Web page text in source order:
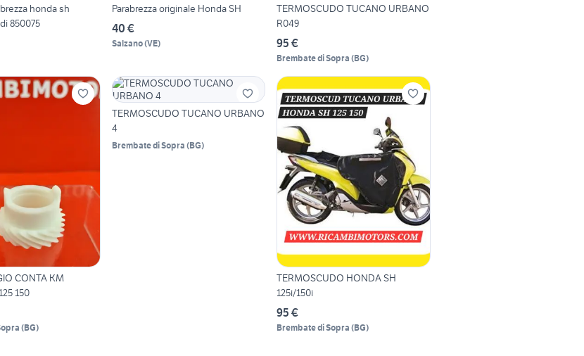
honda sh
850075
Parabrezza originale Honda SH
40 €
Salzano(VE)
TERMOSCUDO TUCANO URBANO
R049
95 €
Brembate di Sopra (BG)
CONTA KM
150
(BG)
TERMOSCUDO TUCANO URBANO
4
Brembate di Sopra (BG)
TERMOSCUDO HONDA SH
125i/150i
95 €
Brembate di Sopra (BG)